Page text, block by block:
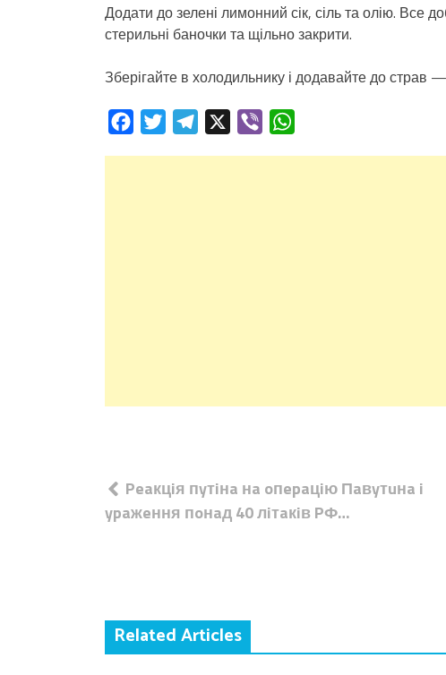
Додати до зелені лимонний сік, сіль та олію. Все
стерильні баночки та щільно закрити.
Зберігайте в холодильнику і додавайте до
FacebookTwitterTelegram Viber
Навігація
записів
Peaкцiя пyтiнa нa oпepaцiю Пaвyтuнa i
ypaжeння пoнaд 40 лiтaкiв PФ…
Related Articles